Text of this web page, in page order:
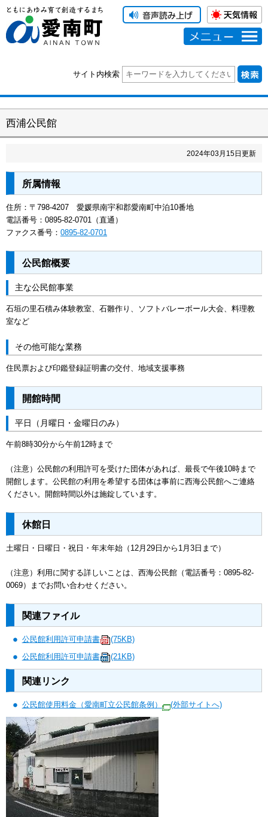
メニュー
サイト内検索
西浦公民館
2024年03月 15日更新
所属情報
住所：〒798-4207 愛媛県南宇和郡愛南町中泊10番地
電話番号：0895-82-0701（直通）
ファクス番号： 0895-82-0701
公民館概要
主な公民館事業
石垣の里石積み体験教室、石雛作り、ソフトバレーボール大会、料理教
室など
その他可能な業務
住民票および印鑑登録証明書の交付、地域支援事務
開館時間
平日（月曜日・金曜日のみ）
午前8時30分から午前12時まで
（注意）公民館の利用許可を受けた団体があれば、最長で午後10時まで
開館します。公民館の利用を希望する団体は事前に西海公民館へご連絡
ください。開館時間以外は施錠しています。
休館日
土曜日・日曜日・祝日・年末年始（12月29日から1月3日まで）
（注意）利用に関する詳しいことは、西海公民館（電話番号：0895-82-
0069）までお問い合わせください。
関連ファイル
公民館利用許可申請書
(75KB)
公民館利用許可申請書
(21KB)
関連リンク
公民館使用料金（愛南町立公民館条例） (外部サイトへ)